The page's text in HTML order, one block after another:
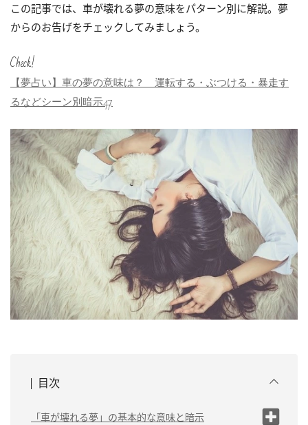
この記事では、車が壊れる夢の意味をパターン別に解説。夢
からのお告げをチェックしてみましょう。
Check!
【夢占い】車の夢の意味は？ 運転する・ぶつける・暴走す
るなどシーン別暗示47
目次
「車が壊れる夢」の基本的な意味と暗示